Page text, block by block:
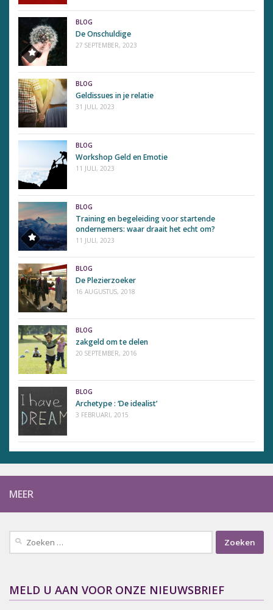
BLOG
De Onschuldige
27 SEPTEMBER, 2023
BLOG
Geldissues in je relatie
31 JULI, 2023
BLOG
Workshop Geld en Emotie
11 JULI, 2023
BLOG
Training en begeleiding voor startende
ondernemers: waar draait het echt om?
11 JULI, 2023
BLOG
De Plezierzoeker
16 AUGUSTUS, 2018
BLOG
zakgeld om te delen
20 SEPTEMBER, 2016
BLOG
Archetype : ‘De idealist’
3 FEBRUARI, 2015
MEER
Zoeken
naar:
MELD U AAN VOOR ONZE NIEUWSBRIEF